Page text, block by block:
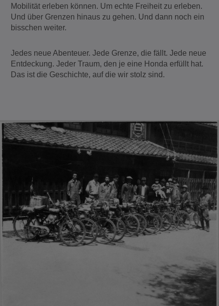
Mobilität erleben können. Um echte Freiheit zu erleben.
Und über Grenzen hinaus zu gehen. Und dann noch ein
bisschen weiter.
Jedes neue Abenteuer. Jede Grenze, die fällt. Jede neue
Entdeckung. Jeder Traum, den je eine Honda erfüllt hat.
Das ist die Geschichte, auf die wir stolz sind.